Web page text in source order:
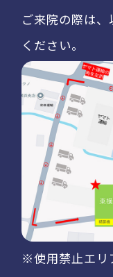
ご来院の際は、
ください。
※使用禁止エリ